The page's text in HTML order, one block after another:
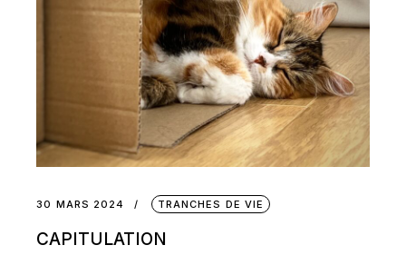
30 MARS 2024 TRANCHES DE VIE
CAPITULATION